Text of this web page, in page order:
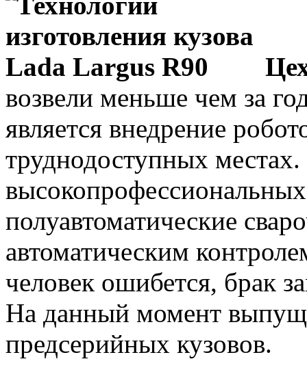
возвели меньше чем за
является внедрение
труднодоступных
полуавтоматические
автоматическим
человек ошибется, брак
На данный момент
предсерийных кузовов.